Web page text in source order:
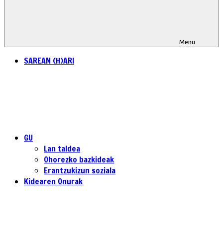
Menu
SAREAN (H)ARI
GU
Lan taldea
Ohorezko bazkideak
Erantzukizun soziala
Kidearen Onurak